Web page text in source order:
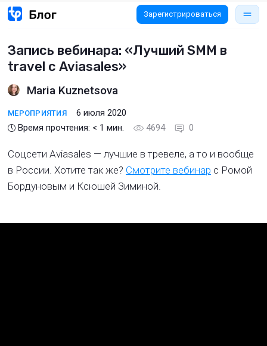
Зарегистрироваться
Запись вебинара: «Лучший SMM в
travel с Aviasales»
Maria Kuznetsova
МЕРОПРИЯТИЯ
6 июля 2020
Время прочтения: < 1 мин. 4694 0
Соцсети Aviasales — лучшие в тревеле, а то и вообще
в России. Хотите так же? Смотрите вебинар с Ромой
Бордуновым и Ксюшей Зиминой.